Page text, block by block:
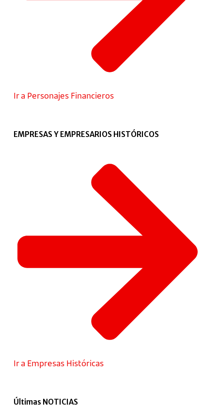
Ir a Personajes Financieros
EMPRESAS Y EMPRESARIOS HISTÓRICOS
Ir a Empresas Históricas
Últimas NOTICIAS